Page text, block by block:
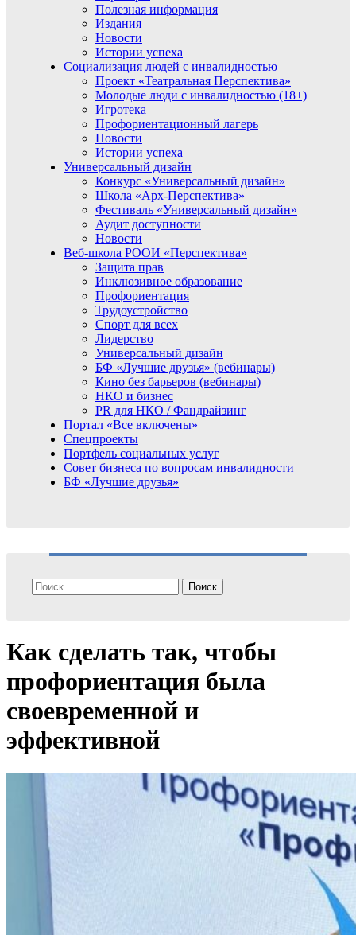
Полезная информация
Издания
Новости
Истории успеха
Социализация людей с инвалидностью
Проект «Театральная Перспектива»
Молодые люди с инвалидностью (18+)
Игротека
Профориентационный лагерь
Новости
Истории успеха
Универсальный дизайн
Конкурс «Универсальный дизайн»
Школа «Арх-Перспектива»
Фестиваль «Универсальный дизайн»
Аудит доступности
Новости
Веб-школа РООИ «Перспектива»
Защита прав
Инклюзивное образование
Профориентация
Трудоустройство
Спорт для всех
Лидерство
Универсальный дизайн
БФ «Лучшие друзья» (вебинары)
Кино без барьеров (вебинары)
НКО и бизнес
PR для НКО / Фандрайзинг
Портал «Все включены»
Спецпроекты
Портфель социальных услуг
Совет бизнеса по вопросам инвалидности
БФ «Лучшие друзья»
Найти:
Как сделать так, чтобы
профориентация была
своевременной и
эффективной